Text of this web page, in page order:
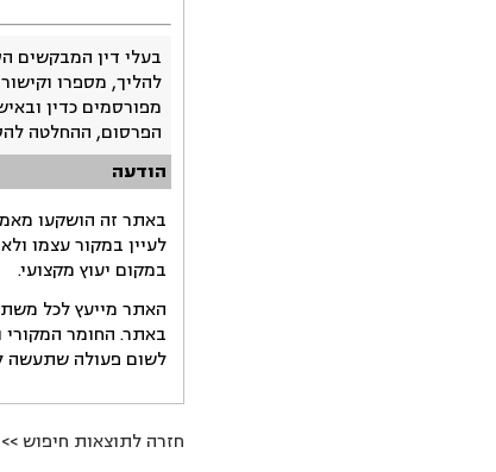
בעלי דין המבקשים
להליך, מספרו
מפורסמים כדין
הפרסום, ההחלטה
הודעה
באתר זה הושקעו
לעיין במקור עצמו
במקום יעוץ מקצועי.
האתר מייעץ לכל
באתר. החומר המקורי
לשום פעולה שתעשה
חזרה לתוצאות חיפוש >>